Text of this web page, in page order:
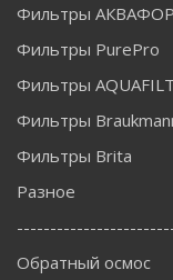
Фильтры АКВАФОР
Фильтры PurePro
Фильтры
Фильтры
Фильтры Brita
Разное
Обратный осмос